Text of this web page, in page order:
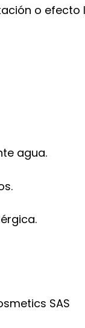
o efecto
agua.
SAS